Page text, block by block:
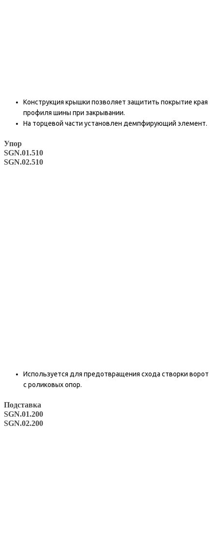
Конструкция крышки позволяет защитить покрытие края
профиля шины при закрывании.
На торцевой части установлен демпфирующий элемент.
Упор
SGN.01.510
SGN.02.510
Используется для предотвращения схода створки ворот
с роликовых опор.
Подставка
SGN.01.200
SGN.02.200